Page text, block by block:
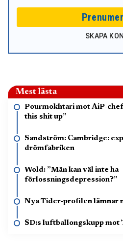
SKAPA
Mest lästa
Pourmokhtari mot AiP-
this shit up”
Sandström: Cambridge:
drömfabriken
Wold: ”Män kan väl inte ha
förlossningsdepression?”
Nya Tider-profilen lämnar
SD:s luftballongskupp mot